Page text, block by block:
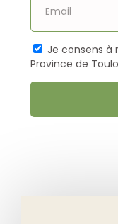
Je consens à
Province de